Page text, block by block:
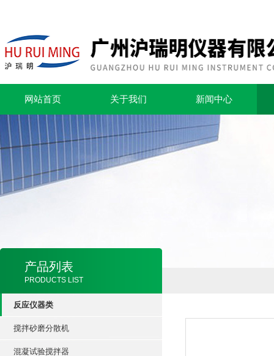
网站首页 关于我们 新闻中心
产品列表
PRODUCTS LIST
反应仪器类
搅拌砂磨分散机
混凝试验搅拌器